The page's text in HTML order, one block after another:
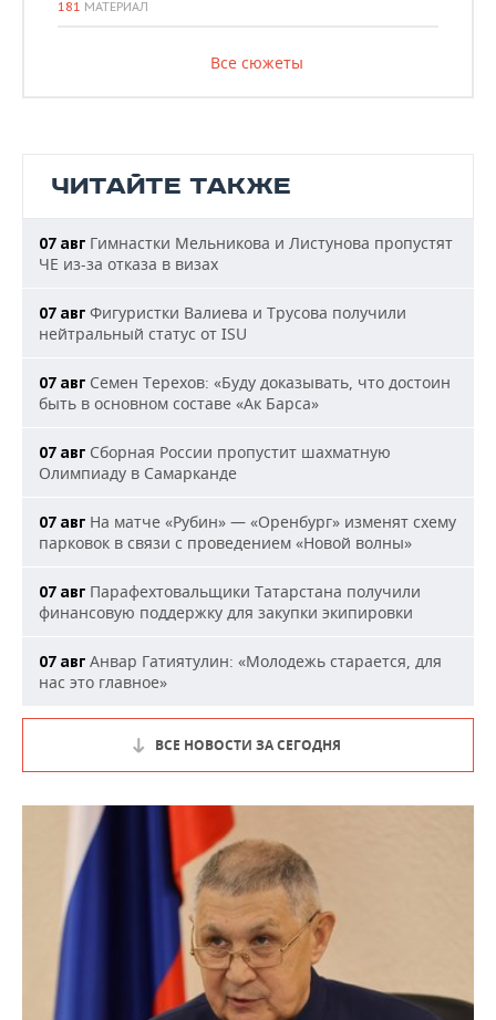
181 МАТЕРИАЛ
Все сюжеты
ЧИТАЙТЕ ТАКЖЕ
07 авг Гимнастки Мельникова и Листунова пропустят
ЧЕ из-за отказа в визах
07 авг Фигуристки Валиева и Трусова получили
нейтральный статус от ISU
07 авг Семен Терехов: «Буду доказывать, что достоин
быть в основном составе «Ак Барса»
07 авг Сборная России пропустит шахматную
Олимпиаду в Самарканде
07 авг На матче «Рубин» — «Оренбург» изменят схему
парковок в связи с проведением «Новой волны»
07 авг Парафехтовальщики Татарстана получили
финансовую поддержку для закупки экипировки
07 авг Анвар Гатиятулин: «Молодежь старается, для
нас это главное»
ВСЕ НОВОСТИ ЗА СЕГОДНЯ